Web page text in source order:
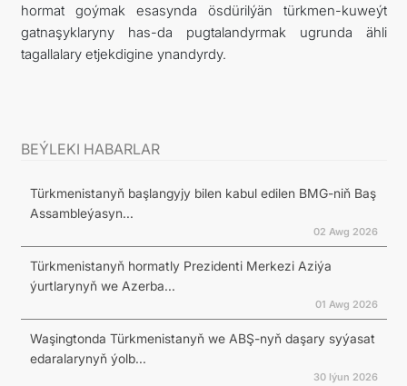
hormat goýmak esasynda ösdürilýän türkmen-kuweýt
gatnaşyklaryny has-da pugtalandyrmak ugrunda ähli
tagallalary etjekdigine ynandyrdy.
BEÝLEKI HABARLAR
Türkmenistanyň başlangyjy bilen kabul edilen BMG-niň Baş
Assambleýasyn...
02 Awg 2026
Türkmenistanyň hormatly Prezidenti Merkezi Aziýa
ýurtlarynyň we Azerba...
01 Awg 2026
Waşingtonda Türkmenistanyň we ABŞ-nyň daşary syýasat
edaralarynyň ýolb...
30 Iýun 2026